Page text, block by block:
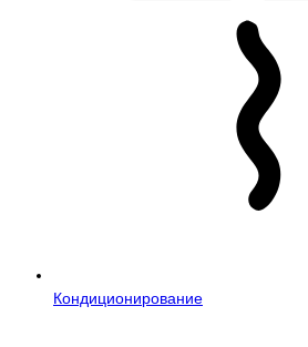
Кондиционирование